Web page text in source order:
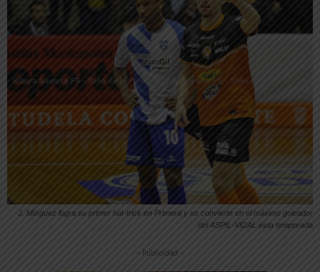
J. Mínguez logra su primer hat-trick en Primera y se convierte en el máximo goleador
del ASPIL-VIDAL esta temporada
-- Publicidad --